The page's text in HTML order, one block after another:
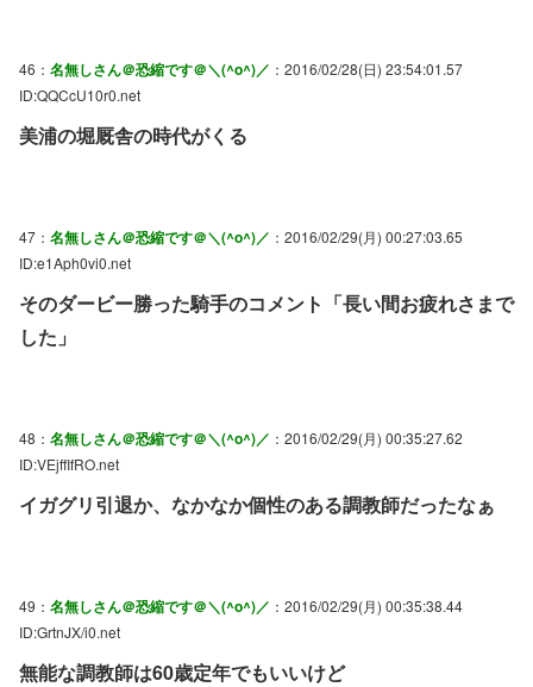
46： 名無しさん＠恐縮です＠＼(^o^)／ ：2016/02/28(日) 23:54:01.57
ID:QQCcU10r0.net
美浦の堀厩舎の時代がくる
47： 名無しさん＠恐縮です＠＼(^o^)／ ：2016/02/29(月) 00:27:03.65
ID:e1Aph0vi0.net
そのダービー勝った騎手のコメント「長い間お疲れさまで
した」
48： 名無しさん＠恐縮です＠＼(^o^)／ ：2016/02/29(月) 00:35:27.62
ID:VEjffIfRO.net
イガグリ引退か、なかなか個性のある調教師だったなぁ
49： 名無しさん＠恐縮です＠＼(^o^)／ ：2016/02/29(月) 00:35:38.44
ID:GrtnJX/i0.net
無能な調教師は60歳定年でもいいけど